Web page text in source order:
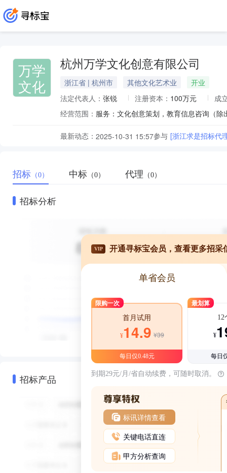
万学
文化
杭州万学文化创意有限公司
浙江省 | 杭州市 其他文化艺术业
开业
法定代表人： 张锐 注册资本： 100万元
成
经营范围：
最新动态： 2025-10-31 15:57参与
招标 （0） 中标 （0） 代理 （0）
招标分析
招标产品
VIP 开通寻标宝会员，查看更多招采
单省会员
限购一次
首月试用
¥14.9 ¥39
每日仅0.48元
最划算
12
¥
每日
到期29元/月/省自动续费，可随时取消。
标讯详情查看
关键电话直连
甲方分析查询